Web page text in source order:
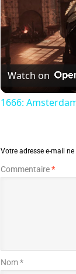
Watch on
1666:
Votre adresse e-mail
Commentaire*
Nom *